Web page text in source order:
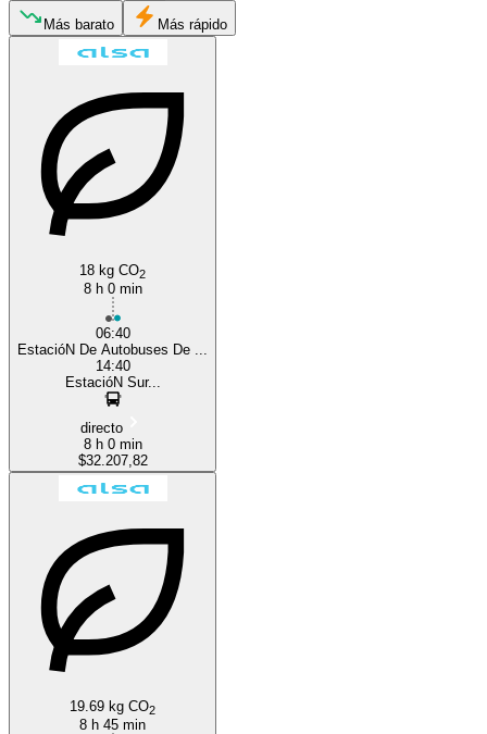
A Coruña
Más barato Más rápido
18 kg CO2
8 h 0 min
06:40
EstacióN De Autobuses De ...
14:40
EstacióN Sur...
directo
8 h 0 min
$32.207,82
19.69 kg CO2
8 h 45 min